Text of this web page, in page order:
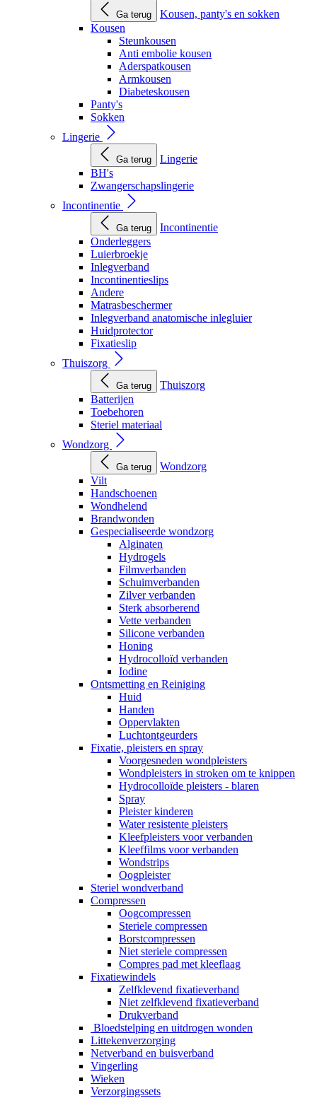
Ga terug
Kousen, panty's en sokken
Kousen
Steunkousen
Anti embolie kousen
Aderspatkousen
Armkousen
Diabeteskousen
Panty's
Sokken
Lingerie
Ga terug
Lingerie
BH's
Zwangerschapslingerie
Incontinentie
Ga terug
Incontinentie
Onderleggers
Luierbroekje
Inlegverband
Incontinentieslips
Andere
Matrasbeschermer
Inlegverband anatomische inlegluier
Huidprotector
Fixatieslip
Thuiszorg
Ga terug
Thuiszorg
Batterijen
Toebehoren
Steriel materiaal
Wondzorg
Ga terug
Wondzorg
Vilt
Handschoenen
Wondhelend
Brandwonden
Gespecialiseerde wondzorg
Alginaten
Hydrogels
Filmverbanden
Schuimverbanden
Zilver verbanden
Sterk absorberend
Vette verbanden
Silicone verbanden
Honing
Hydrocolloïd verbanden
Iodine
Ontsmetting en Reiniging
Huid
Handen
Oppervlakten
Luchtontgeurders
Fixatie, pleisters en spray
Voorgesneden wondpleisters
Wondpleisters in stroken om te knippen
Hydrocolloïde pleisters - blaren
Spray
Pleister kinderen
Water resistente pleisters
Kleefpleisters voor verbanden
Kleeffilms voor verbanden
Wondstrips
Oogpleister
Steriel wondverband
Compressen
Oogcompressen
Steriele compressen
Borstcompressen
Niet steriele compressen
Compres pad met kleeflaag
Fixatiewindels
Zelfklevend fixatieverband
Niet zelfklevend fixatieverband
Drukverband
Bloedstelping en uitdrogen wonden
Littekenverzorging
Netverband en buisverband
Vingerling
Wieken
Verzorgingssets